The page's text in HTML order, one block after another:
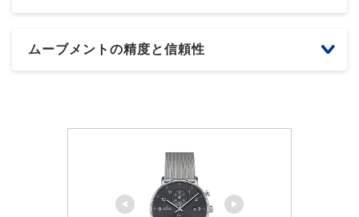
ムーブメントの精度と信頼性